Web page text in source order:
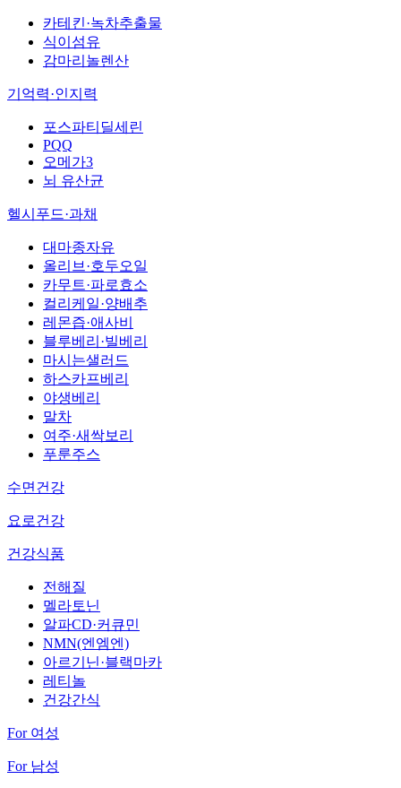
카테킨·녹차추출물
식이섬유
감마리놀렌산
기억력·인지력
포스파티딜세린
PQQ
오메가3
뇌 유산균
헬시푸드·과채
대마종자유
올리브·호두오일
카무트·파로효소
컬리케일·양배추
레몬즙·애사비
블루베리·빌베리
마시는샐러드
하스카프베리
야생베리
말차
여주·새싹보리
푸룬주스
수면건강
요로건강
건강식품
전해질
멜라토닌
알파CD·커큐민
NMN(엔엠엔)
아르기닌·블랙마카
레티놀
건강간식
For 여성
For 남성